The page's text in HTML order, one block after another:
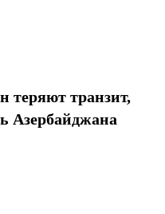
теряют транзит,
Азербайджана